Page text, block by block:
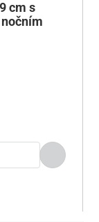
cm s